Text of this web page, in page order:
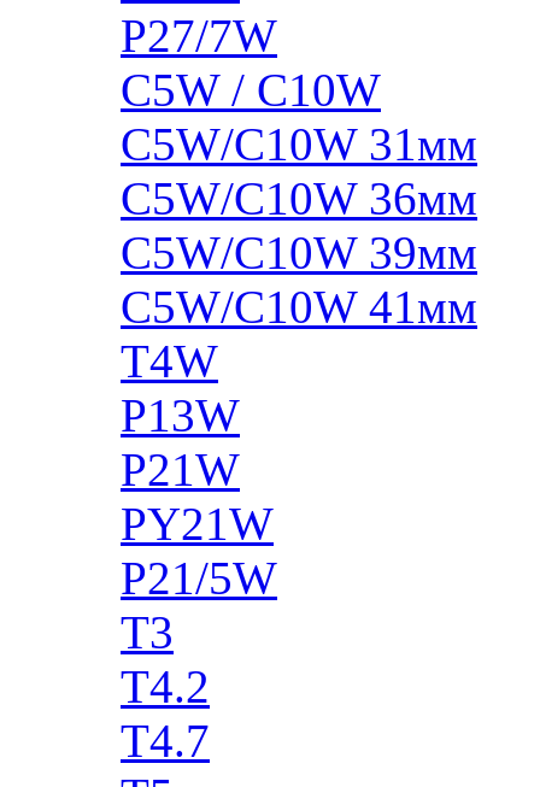
P27/7W
C5W / C10W
C5W/C10W 31мм
C5W/C10W 36мм
C5W/C10W 39мм
C5W/C10W 41мм
T4W
P13W
P21W
PY21W
P21/5W
T3
T4.2
T4.7